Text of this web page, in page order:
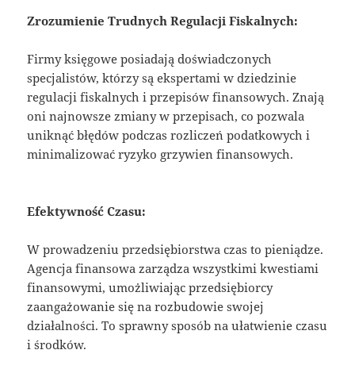
Zrozumienie Trudnych Regulacji Fiskalnych:
Firmy księgowe posiadają doświadczonych
specjalistów, którzy są ekspertami w dziedzinie
regulacji fiskalnych i przepisów finansowych. Znają
oni najnowsze zmiany w przepisach, co pozwala
uniknąć błędów podczas rozliczeń podatkowych i
minimalizować ryzyko grzywien finansowych.
Efektywność Czasu:
W prowadzeniu przedsiębiorstwa czas to pieniądze.
Agencja finansowa zarządza wszystkimi kwestiami
finansowymi, umożliwiając przedsiębiorcy
zaangażowanie się na rozbudowie swojej
działalności. To sprawny sposób na ułatwienie czasu
i środków.